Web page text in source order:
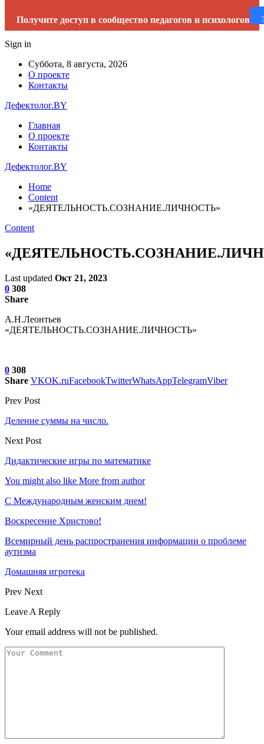
Получите доступ в сообщество педагогов и психологов
Sign in
Суббота, 8 августа, 2026
О проекте
Контакты
Дефектолог.BY
Главная
О проекте
Контакты
Дефектолог.BY
Home
Content
«ДЕЯТЕЛЬНОСТЬ.СОЗНАНИЕ.ЛИЧНОСТЬ»
Content
Last updated Окт 21, 2023
0 308
Share
А.Н.Леонтьев
«ДЕЯТЕЛЬНОСТЬ.СОЗНАНИЕ.ЛИЧНОСТЬ»
0 308
Share VKOK.ruFacebookTwitterWhatsAppTelegramViber
Prev Post
Деление суммы на число.
Next Post
Дидактические игры по математике
You might also like More from author
С Международным женским днем!
Воскресение Xристово!
Всемирный день распространения информации о проблеме
аутизма
Домашняя игротека
Prev Next
Leave A Reply
Your email address will not be published.